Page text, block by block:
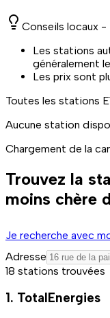
Conseils locaux -
Les stations
généralement
Les prix sont
Toutes les stations
Aucune station
Chargement de la
Trouvez la
moins chère
Je recherche avec
Adresse
18 stations trouvées
1. TotalEnergies